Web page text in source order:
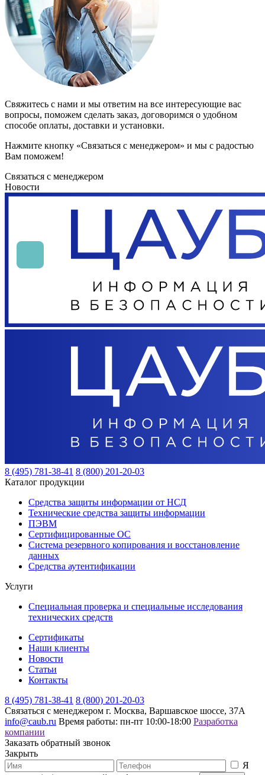
Свяжитесь с нами и мы ответим на все интересующие вас
вопросы, поможем сделать заказ, договоримся о удобном
способе оплаты, доставки и установки.
Нажмите кнопку «Связаться с менеджером» и мы с радостью
Вам поможем!
Связаться с менеджером
Новости
8 (495) 781-38-41 8 (800) 201-20-03
Каталог продукции
Средства защиты информации от НСД
Технические средства защиты информации
ПЭВМ
Сертифицированные ОС
Система резервного копирования и восстановление
данных
Средства аутентификации
Услуги
Специальная проверка и специальные исследования
технических средств
Сертификаты
Наши клиенты
Новости
Статьи
Контакты
8 (495) 781-38-41 8 (800) 201-20-03
Связаться с менеджером г. Москва, Варшавское шоссе, 37А
info@caub.ru Время работы: пн-пт 10:00-18:00 Разработка
компании
Заказать обратный звонок
Закрыть
Я